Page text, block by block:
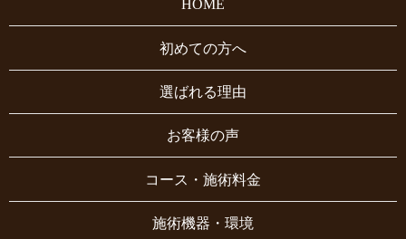
HOME
初めての方へ
選ばれる理由
お客様の声
コース・施術料金
施術機器・環境